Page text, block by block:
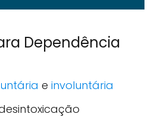
Dependência
e involuntária